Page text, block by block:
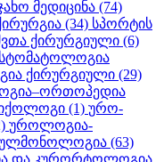
მედიცინა (74)
(34) სპორტის
ქირურგიული (6)
სტომატოლოგია
ქირურგიული (29)
(1) ურო-
უროლოგია-
(63)
და კურორტოლოგია